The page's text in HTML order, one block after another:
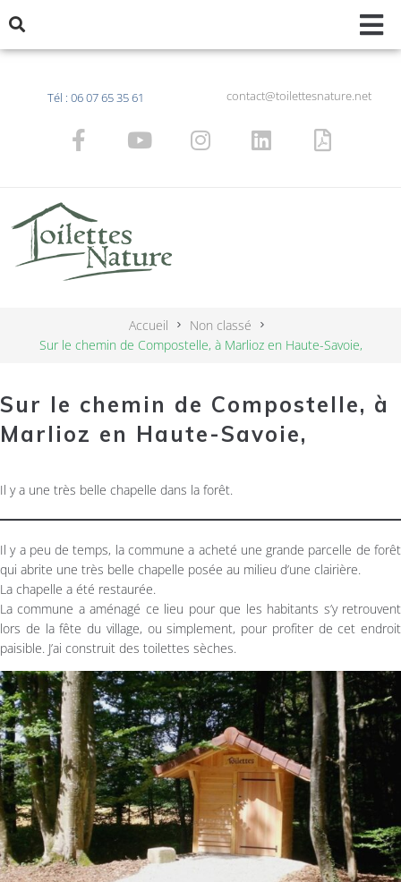
Tél : 06 07 65 35 61 contact@toilettesnature.net
Accueil
Non classé
Sur le chemin de Compostelle, à Marlioz en Haute-Savoie,
Sur le chemin de Compostelle, à
Marlioz en Haute-Savoie,
Il y a une très belle chapelle dans la forêt.
Il y a peu de temps, la commune a acheté une grande parcelle de forêt
qui abrite une très belle chapelle posée au milieu d’une clairière.
La chapelle a été restaurée.
La commune a aménagé ce lieu pour que les habitants s’y retrouvent
lors de la fête du village, ou simplement, pour profiter de cet endroit
paisible. J’ai construit des toilettes sèches.